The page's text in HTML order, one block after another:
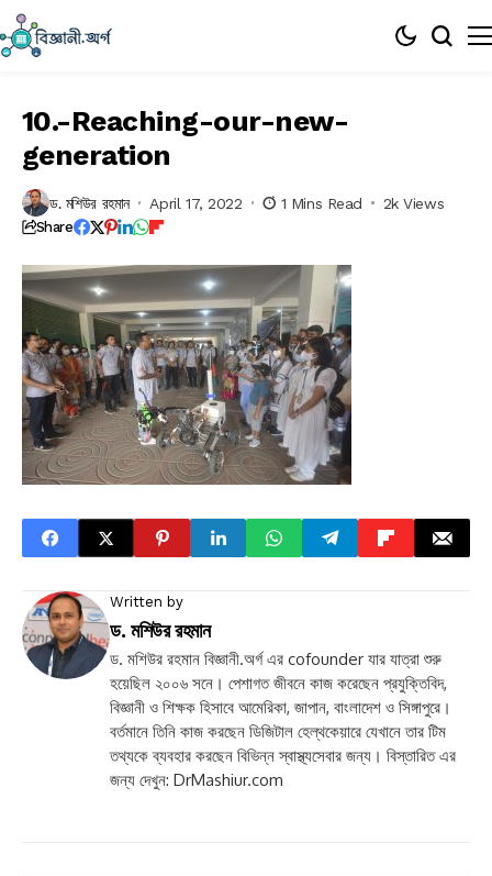
10.-Reaching-our-new-
generation
ড. মশিউর রহমান April 17, 2022 1 Mins Read 2k Views
Share
Written by
ড. মশিউর রহমান
ড. মশিউর রহমান বিজ্ঞানী.অর্গ এর cofounder যার যাত্রা শুরু
হয়েছিল ২০০৬ সনে। পেশাগত জীবনে কাজ করেছেন প্রযুক্তিবিদ,
বিজ্ঞানী ও শিক্ষক হিসাবে আমেরিকা, জাপান, বাংলাদেশ ও সিঙ্গাপুরে।
বর্তমানে তিনি কাজ করছেন ডিজিটাল হেল্থকেয়ারে যেখানে তার টিম
তথ্যকে ব্যবহার করছেন বিভিন্ন স্বাস্থ্যসেবার জন্য। বিস্তারিত এর
জন্য দেখুন: DrMashiur.com